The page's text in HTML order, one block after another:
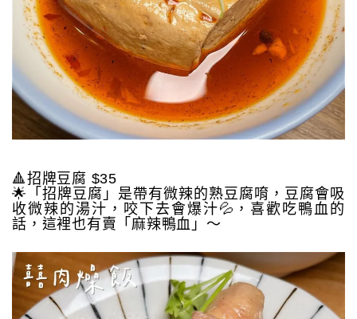
🔺招牌豆腐 $35
🌟「招牌豆腐」是帶有微辣的熟豆腐唷，豆腐會吸
收微辣的湯汁，咬下去會爆汁💦，喜歡吃鴨血的
話，這裡也有賣「麻辣鴨血」～